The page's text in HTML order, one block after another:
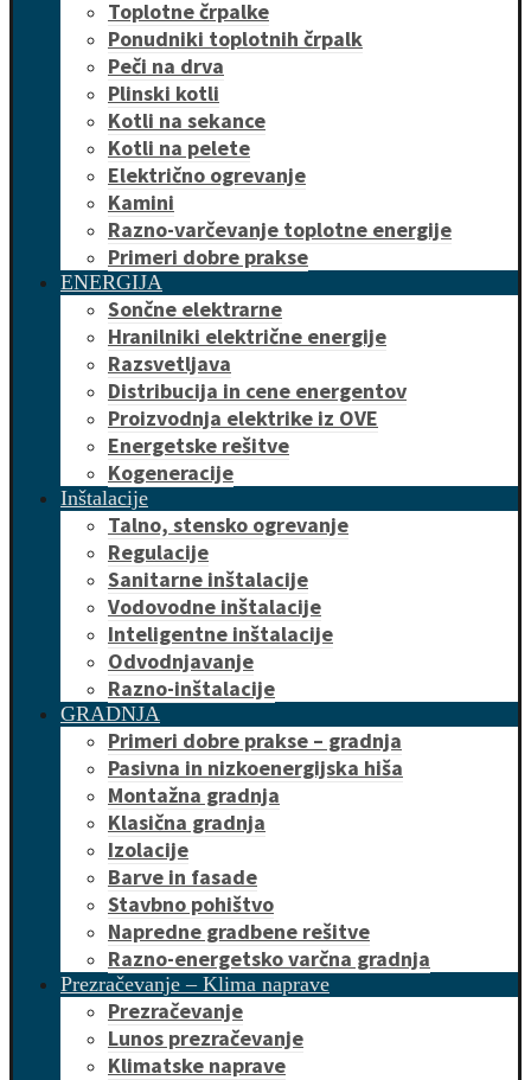
Toplotne črpalke
Ponudniki toplotnih črpalk
Peči na drva
Plinski kotli
Kotli na sekance
Kotli na pelete
Električno ogrevanje
Kamini
Razno-varčevanje toplotne energije
Primeri dobre prakse
ENERGIJA
Sončne elektrarne
Hranilniki električne energije
Razsvetljava
Distribucija in cene energentov
Proizvodnja elektrike iz OVE
Energetske rešitve
Kogeneracije
Inštalacije
Talno, stensko ogrevanje
Regulacije
Sanitarne inštalacije
Vodovodne inštalacije
Inteligentne inštalacije
Odvodnjavanje
Razno-inštalacije
GRADNJA
Primeri dobre prakse – gradnja
Pasivna in nizkoenergijska hiša
Montažna gradnja
Klasična gradnja
Izolacije
Barve in fasade
Stavbno pohištvo
Napredne gradbene rešitve
Razno-energetsko varčna gradnja
Prezračevanje – Klima naprave
Prezračevanje
Lunos prezračevanje
Klimatske naprave